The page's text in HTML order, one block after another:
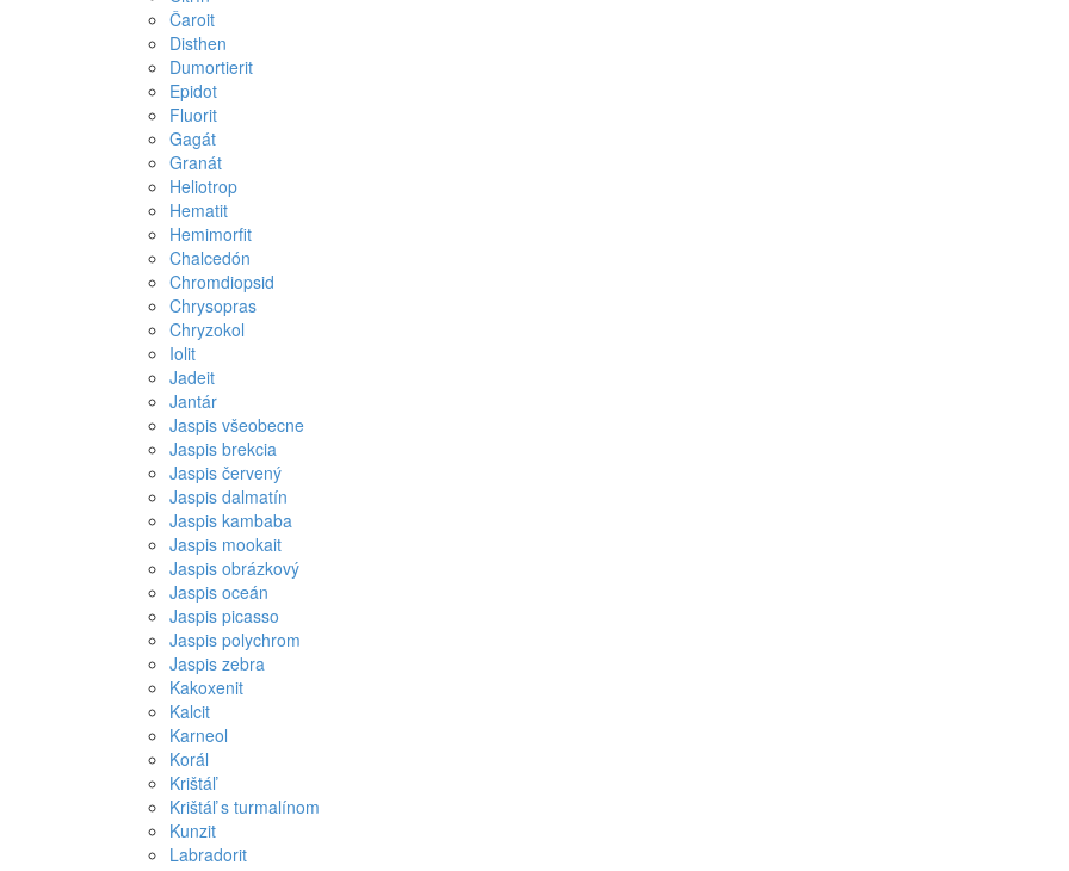
Čaroit
Disthen
Dumortierit
Epidot
Fluorit
Gagát
Granát
Heliotrop
Hematit
Hemimorfit
Chalcedón
Chromdiopsid
Chrysopras
Chryzokol
Iolit
Jadeit
Jantár
Jaspis všeobecne
Jaspis brekcia
Jaspis červený
Jaspis dalmatín
Jaspis kambaba
Jaspis mookait
Jaspis obrázkový
Jaspis oceán
Jaspis picasso
Jaspis polychrom
Jaspis zebra
Kakoxenit
Kalcit
Karneol
Korál
Krištáľ
Krištáľ s turmalínom
Kunzit
Labradorit